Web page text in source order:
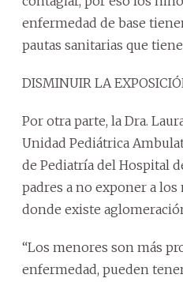
enfermedad de base
pautas sanitarias que
DISMINUIR LA
Por otra parte, la Dra.
Unidad Pediátrica
de Pediatría del Hospital
padres a no exponer a
donde existe
“Los menores son más
enfermedad, pueden